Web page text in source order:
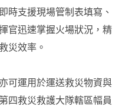
時支援現場管制表填寫、
官迅速掌握火場狀況，精
災效率。
可運用於運送救災物資與
四救災救護大隊轄區幅員